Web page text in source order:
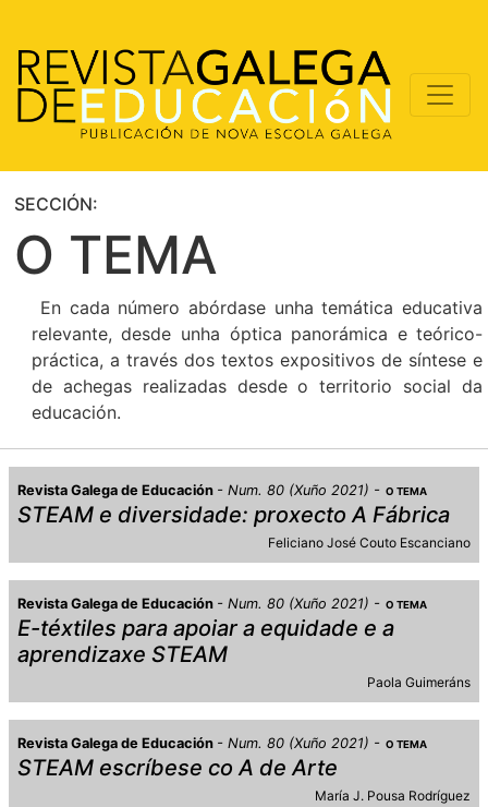
SECCIÓN:
O TEMA
En cada número abórdase unha temática educativa
relevante, desde unha óptica panorámica e teórico-
práctica, a través dos textos expositivos de síntese e
de achegas realizadas desde o territorio social da
educación.
Revista Galega de Educación Num. 80 (Xuño 2021) O TEMA
STEAM e diversidade: proxecto A Fábrica
Feliciano José Couto Escanciano
Revista Galega de Educación Num. 80 (Xuño 2021) O TEMA
E-téxtiles para apoiar a equidade e a
aprendizaxe STEAM
Paola Guimeráns
Revista Galega de Educación Num. 80 (Xuño 2021) O TEMA
STEAM escríbese co A de Arte
María J. Pousa Rodríguez